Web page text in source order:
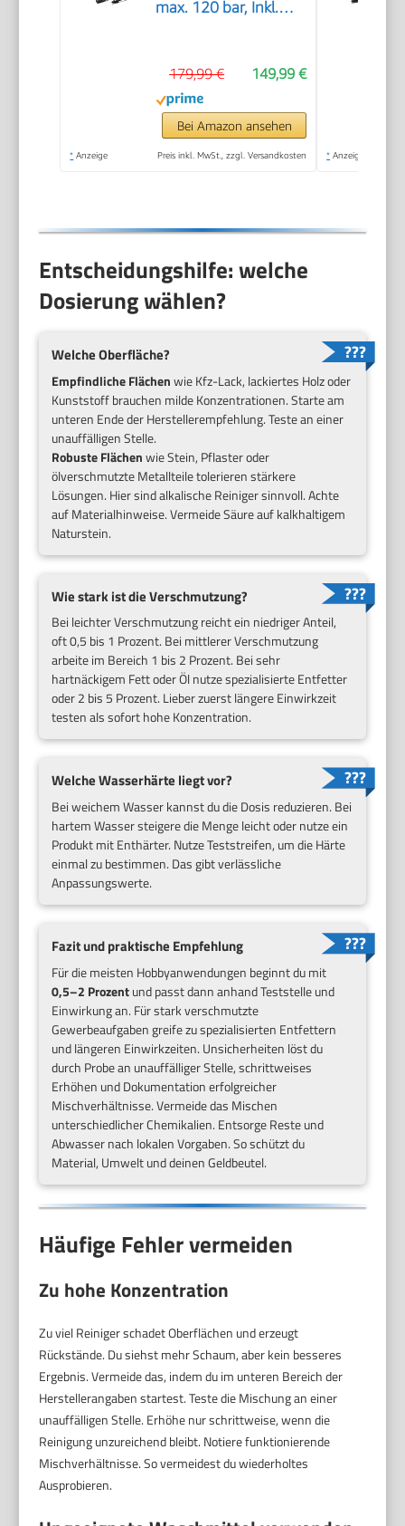
max. 120 bar, Inkl.
und höchste
Schmutzlösekraft &
HomeKit, gelb
149,99 €
179,99 €
Bei Amazon ansehen
* Anzeige Preis inkl. MwSt., zzgl. Versandkosten * Anzeige
Entscheidungshilfe: welche
Dosierung wählen?
Welche Oberfläche?
Empfindliche Flächenwie Kfz-Lack, lackiertes Holz oder
Kunststoff brauchen milde Konzentrationen. Starte am
unteren Ende der Herstellerempfehlung. Teste an einer
unauffälligen Stelle.
Robuste Flächenwie Stein, Pflaster oder
ölverschmutzte Metallteile tolerieren stärkere
Lösungen. Hier sind alkalische Reiniger sinnvoll. Achte
auf Materialhinweise. Vermeide Säure auf kalkhaltigem
Naturstein.
Wie stark ist die Verschmutzung?
Bei leichter Verschmutzung reicht ein niedriger Anteil,
oft 0,5 bis 1 Prozent. Bei mittlerer Verschmutzung
arbeite im Bereich 1 bis 2 Prozent. Bei sehr
hartnäckigem Fett oder Öl nutze spezialisierte Entfetter
oder 2 bis 5 Prozent. Lieber zuerst längere Einwirkzeit
testen als sofort hohe Konzentration.
Welche Wasserhärte liegt vor?
Bei weichem Wasser kannst du die Dosis reduzieren. Bei
hartem Wasser steigere die Menge leicht oder nutze ein
Produkt mit Enthärter. Nutze Teststreifen, um die Härte
einmal zu bestimmen. Das gibt verlässliche
Anpassungswerte.
Fazit und praktische Empfehlung
Für die meisten Hobbyanwendungen beginnt du mit
0,5–2 Prozentund passt dann anhand Teststelle und
Einwirkung an. Für stark verschmutzte
Gewerbeaufgaben greife zu spezialisierten Entfettern
und längeren Einwirkzeiten. Unsicherheiten löst du
durch Probe an unauffälliger Stelle, schrittweises
Erhöhen und Dokumentation erfolgreicher
Mischverhältnisse. Vermeide das Mischen
unterschiedlicher Chemikalien. Entsorge Reste und
Abwasser nach lokalen Vorgaben. So schützt du
Material, Umwelt und deinen Geldbeutel.
Häufige Fehler vermeiden
Zu hohe Konzentration
Zu viel Reiniger schadet Oberflächen und erzeugt
Rückstände. Du siehst mehr Schaum, aber kein besseres
Ergebnis. Vermeide das, indem du im unteren Bereich der
Herstellerangaben startest. Teste die Mischung an einer
unauffälligen Stelle. Erhöhe nur schrittweise, wenn die
Reinigung unzureichend bleibt. Notiere funktionierende
Mischverhältnisse. So vermeidest du wiederholtes
Ausprobieren.